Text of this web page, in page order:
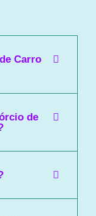
Carro
de